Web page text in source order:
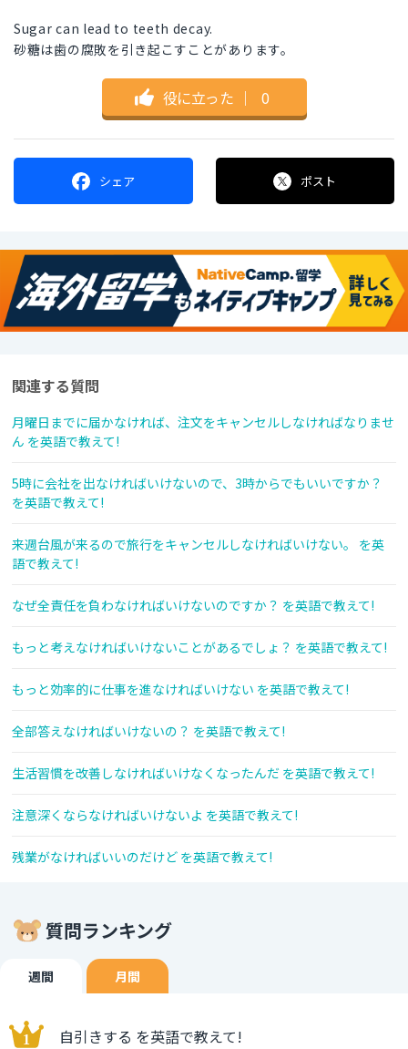
Sugar can lead to teeth decay.
砂糖は歯の腐敗を引き起こすことがあります。
役に立った ｜ 0
シェア ポスト
関連する質問
月曜日までに届かなければ、注文をキャンセルしなければなりませ
ん を英語で教えて!
5時に会社を出なければいけないので、3時からでもいいですか？
を英語で教えて!
来週台風が来るので旅行をキャンセルしなければいけない。 を英
語で教えて!
なぜ全責任を負わなければいけないのですか？ を英語で教えて!
もっと考えなければいけないことがあるでしょ？ を英語で教えて!
もっと効率的に仕事を進なければいけない を英語で教えて!
全部答えなければいけないの？ を英語で教えて!
生活習慣を改善しなければいけなくなったんだ を英語で教えて!
注意深くならなければいけないよ を英語で教えて!
残業がなければいいのだけど を英語で教えて!
質問ランキング
週間 月間
自引きする を英語で教えて!